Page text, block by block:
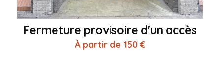
Fermeture provisoire d'un accès
À partir de 150 €